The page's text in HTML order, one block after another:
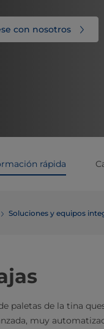
con nosotros
rápida
Soluciones y equipos
paletas de la tina
muy